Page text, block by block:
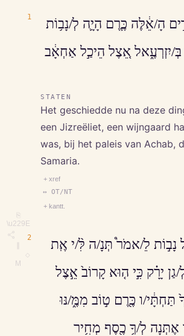
1
⎘
\u229E
M
הָ/אֵ֔לֶּה כֶּ֧רֶם הָיָ֛ה לְ/נָב֥וֹת
יִזְרְעֶ֑אל אֵ֚צֶל הֵיכַ֣ל אַחְאָ֔ב
STATEN
Het geschiedde nu na deze
een Jizreëliet, een wijngaard
was, bij het paleis van Achab,
Samaria.
+ xref
↔ OT/NT
+ kantt.
2
נָב֣וֹת לֵ/אמֹר֩ תְּנָ/ה לִּ֨/י אֶֽת
גַן יָרָ֗ק כִּ֣י ה֤וּא קָרוֹב֙ אֵ֣צֶל
תַּחְתָּ֔י/ו כֶּ֖רֶם ט֣וֹב מִמֶּ֑/נּוּ
אֶתְּנָה לְ/ךָ֥ כֶ֖סֶף מְחִ֥יר